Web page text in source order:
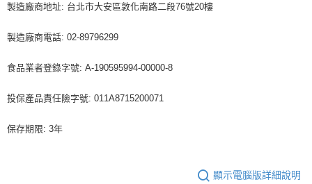
製造廠商地址: 台北市大安區敦化南路二段76號20樓
製造廠商電話: 02-89796299
食品業者登錄字號: A-190595994-00000-8
投保產品責任險字號: 011A8715200071
保存期限: 3年
顯示電腦版詳細說明